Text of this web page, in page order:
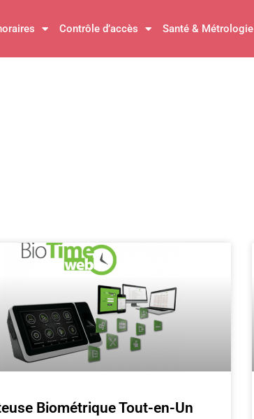
Contrôle d’accès Santé & Métrologie
Biométrique Tout-en-Un